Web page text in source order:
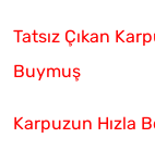
Tatsız Çıkan
Buymuş
Karpuzun Hızla